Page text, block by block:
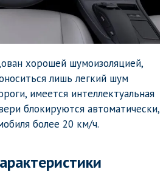
хорошей шумоизоляцией,
лишь легкий шум
имеется интеллектуальная
блокируются автоматически,
более 20 км/ч.